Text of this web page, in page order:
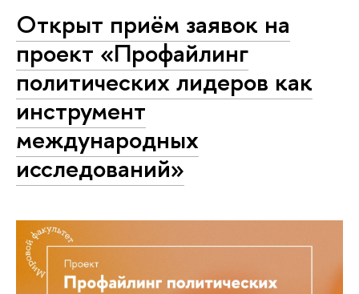
Открыт приём заявок на
проект «Профайлинг
политических лидеров как
инструмент
международных
исследований»